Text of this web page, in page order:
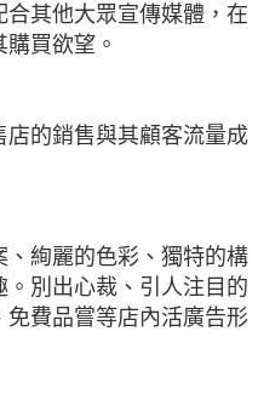
其他大眾宣傳媒體，在
買欲望。
的銷售與其顧客流量成
絢麗的色彩、獨特的構
別出心裁、引人注目的
費品嘗等店內活廣告形